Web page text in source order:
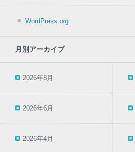
WordPress.org
月別アーカイブ
2026年8月
2026年6月
2026年4月